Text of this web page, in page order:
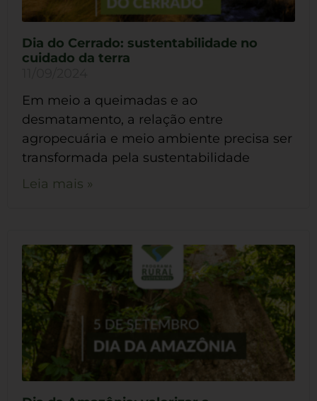
Dia do Cerrado: sustentabilidade no
cuidado da terra
Em meio a queimadas e ao
desmatamento, a relação entre
agropecuária e meio ambiente precisa ser
transformada pela sustentabilidade
Leia mais »